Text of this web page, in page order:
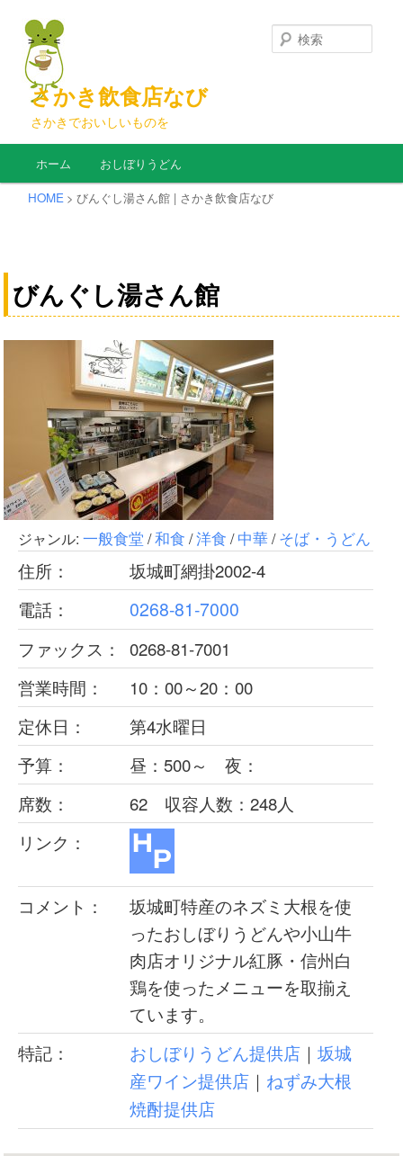
さかき飲食店なび
さかきでおいしいものを
メインメニュー
メインコンテンツへ移動
サブコンテンツへ移動
ホーム
おしぼりうどん
HOME > びんぐし湯さん館 | さかき飲食店なび
びんぐし湯さん館
ジャンル:一般食堂 /和食 /洋食 /中華/そば・うどん
住所：
坂城町網掛2002-4
電話：
0268-81-7000
ファックス：
0268-81-7001
営業時間：
10：00～20：00
定休日：
第4水曜日
予算：
昼：500～ 夜：
席数：
62 収容人数：248人
リンク：
コメント：
坂城町特産のネズミ大根を使
ったおしぼりうどんや小山牛
肉店オリジナル紅豚・信州白
鶏を使ったメニューを取揃え
ています。
特記：
おしぼりうどん提供店 ｜坂城
産ワイン提供店 ｜ ねずみ大根
焼酎提供店